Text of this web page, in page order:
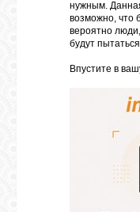
нужным.
возможно, что
вероятно
будут
Впустите в